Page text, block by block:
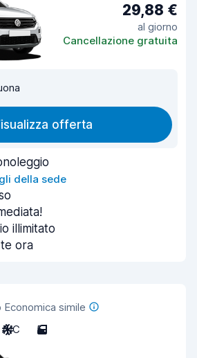
29,88 €
al giorno
Cancellazione gratuita
offerta
della sede
illimitato
ora
Economica simile
A/C 5